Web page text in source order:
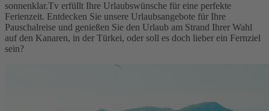
sonnenklar.Tv erfüllt Ihre Urlaubswünsche für eine perfekte
Ferienzeit. Entdecken Sie unsere Urlaubsangebote für Ihre
Pauschalreise und genießen Sie den Urlaub am Strand Ihrer Wahl
auf den Kanaren, in der Türkei, oder soll es doch lieber ein Fernziel
sein?